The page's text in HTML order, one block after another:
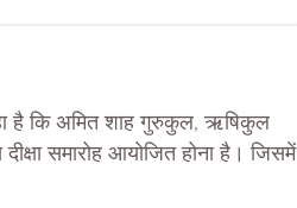
है कि अमित शाह गुरुकुल, ऋषिकुल
समारोह आयोजित होना है। जिसमें